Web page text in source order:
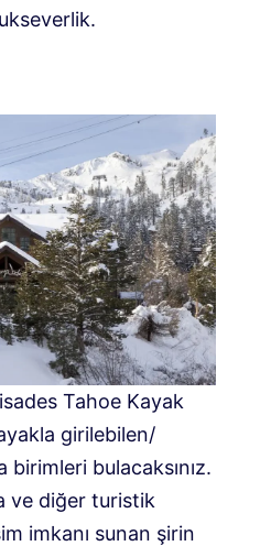
Tahoe Kayak
girilebilen/
birimleri bulacaksınız.
ve diğer turistik
imkanı sunan şirin